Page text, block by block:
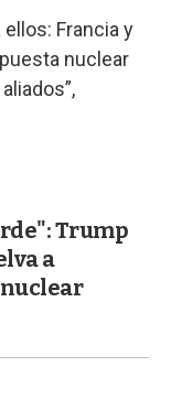
Francia y
nuclear
Trump
a